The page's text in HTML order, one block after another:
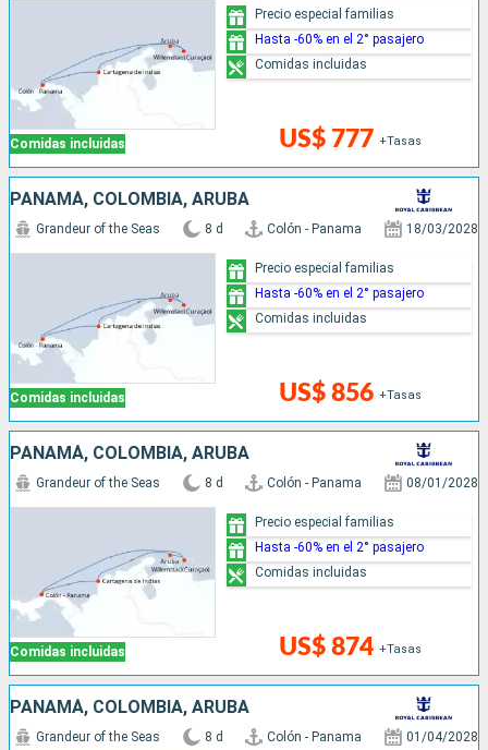
Comidas incluidas US$ 777 +Tasas
Precio especial familias
Hasta -60% en el 2° pasajero
Comidas incluidas
PANAMÁ, COLOMBIA, ARUBA
Comidas incluidas
Grandeur of the Seas 8 d Colón - Panama 18/03/2028
US$ 856 +Tasas
Precio especial familias
Hasta -60% en el 2° pasajero
Comidas incluidas
PANAMÁ, COLOMBIA, ARUBA
Comidas incluidas
Grandeur of the Seas 8 d Colón - Panama 08/01/2028
US$ 874 +Tasas
Precio especial familias
Hasta -60% en el 2° pasajero
Comidas incluidas
PANAMÁ, COLOMBIA, ARUBA
Grandeur of the Seas 8 d Colón - Panama 01/04/2028